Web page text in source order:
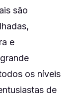
são
e
os níveis
de